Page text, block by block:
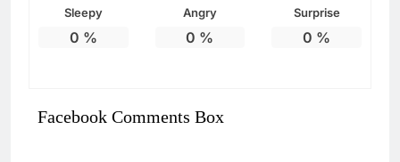
Sleepy
0 %
Angry
0 %
Surprise
0 %
Facebook Comments Box